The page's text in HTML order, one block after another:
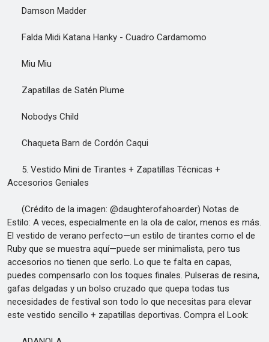
Damson Madder
Falda Midi Katana Hanky - Cuadro Cardamomo
Miu Miu
Zapatillas de Satén Plume
Nobodys Child
Chaqueta Barn de Cordón Caqui
5. Vestido Mini de Tirantes + Zapatillas Técnicas +
Accesorios Geniales
(Crédito de la imagen: @daughterofahoarder) Notas de
Estilo: A veces, especialmente en la ola de calor, menos es más.
El vestido de verano perfecto—un estilo de tirantes como el de
Ruby que se muestra aquí—puede ser minimalista, pero tus
accesorios no tienen que serlo. Lo que te falta en capas,
puedes compensarlo con los toques finales. Pulseras de resina,
gafas delgadas y un bolso cruzado que quepa todas tus
necesidades de festival son todo lo que necesitas para elevar
este vestido sencillo + zapatillas deportivas. Compra el Look: